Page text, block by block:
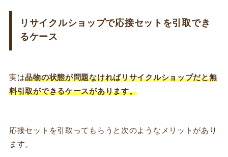
リサイクルショップで応接セットを引取でき
るケース
実は品物の状態が問題なければリサイクルショップだと無
料引取ができるケースがあります。
応接セットを引取ってもらうと次のようなメリットがあり
ます。